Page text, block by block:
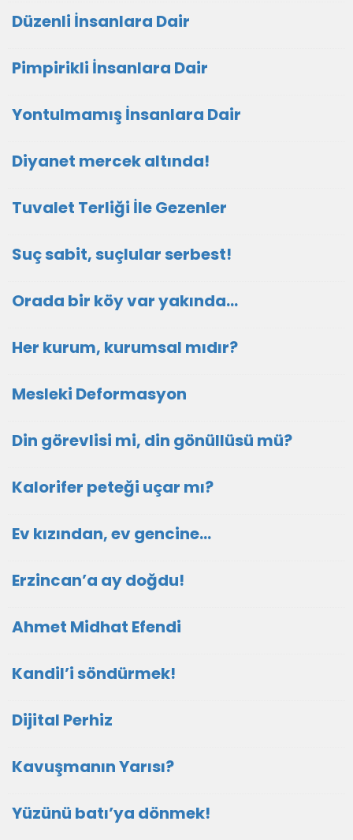
Düzenli İnsanlara Dair
Pimpirikli İnsanlara Dair
Yontulmamış İnsanlara Dair
Diyanet mercek altında!
Tuvalet Terliği İle Gezenler
Suç sabit, suçlular serbest!
Orada bir köy var yakında...
Her kurum, kurumsal mıdır?
Mesleki Deformasyon
Din görevlisi mi, din gönüllüsü mü?
Kalorifer peteği uçar mı?
Ev kızından, ev gencine...
Erzincan’a ay doğdu!
Ahmet Midhat Efendi
Kandil’i söndürmek!
Dijital Perhiz
Kavuşmanın Yarısı?
Yüzünü batı’ya dönmek!